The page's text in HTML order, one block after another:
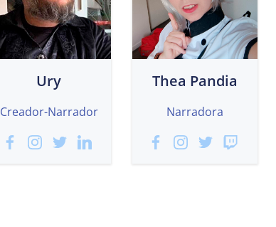
Ury
Creador-Narrador
Thea Pandia
Narradora